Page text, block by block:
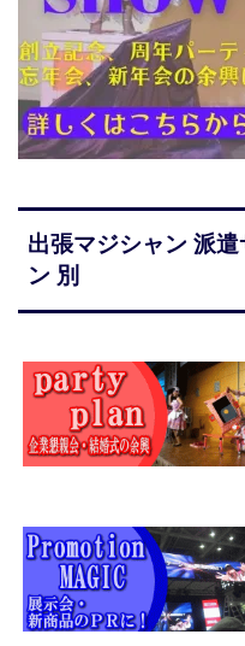
出張マジシャン 派
ン 別